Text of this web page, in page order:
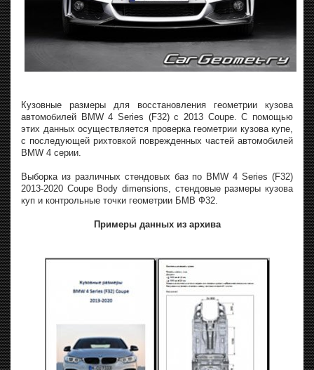
Кузовные размеры для восстановления геометрии кузова
автомобилей BMW 4 Series (F32) с 2013 Coupe. С помощью
этих данных осуществляется проверка геометрии кузова купе,
с последующей рихтовкой поврежденных частей автомобилей
BMW 4 серии.
Выборка из различных стендовых баз по BMW 4 Series (F32)
2013-2020 Coupe Body dimensions, стендовые размеры кузова
куп и контрольные точки геометрии БМВ Ф32.
Примеры данных из архива